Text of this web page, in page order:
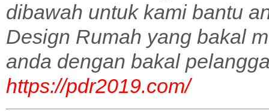
dibawah untuk kami bantu
Design Rumah yang bakal
anda dengan bakal
https://pdr2019.com/